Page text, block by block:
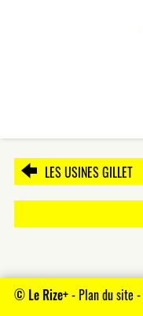
LES USINES GILLET
© Le Rize+- Plan du site -